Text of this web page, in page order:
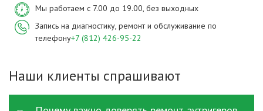
Мы работаем с 7.00 до 19.00, без выходных
Запись на диагностику, ремонт и обслуживание по
телефону+7 (812) 426-95-22
Наши клиенты спрашивают